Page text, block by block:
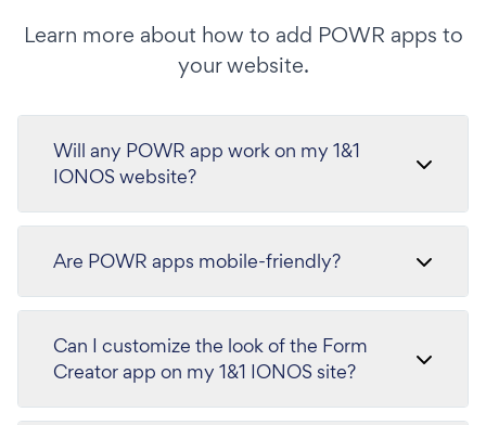
Learn more about how to add POWR apps to
your website.
Will any POWR app work on my 1&1
IONOS website?
Are POWR apps mobile-friendly?
Can I customize the look of the Form
Creator app on my 1&1 IONOS site?